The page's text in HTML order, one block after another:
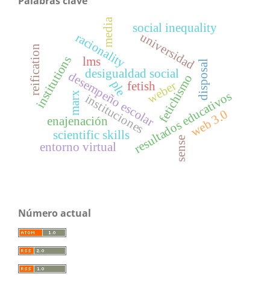
universidad
fetichismo
resultados educativos
desempeño escolar
social inequality
desigualdad social
racionality
weber
institutions
instituciones
fetish disposal
reification
enajenación
marx
media
scientific skills
ple
lms
entorno virtual
web 3.0
sense
Número actual